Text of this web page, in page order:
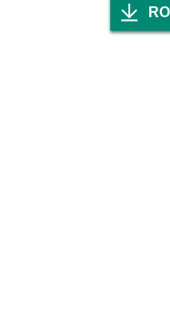
- 체험
- 모든 연